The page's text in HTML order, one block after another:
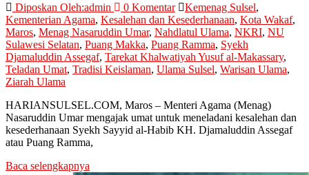
Diposkan Oleh:admin 0 Komentar Kemenag Sulsel,
Kementerian Agama, Kesalehan dan Kesederhanaan, Kota Wakaf,
Maros, Menag Nasaruddin Umar, Nahdlatul Ulama, NKRI, NU
Sulawesi Selatan, Puang Makka, Puang Ramma, Syekh
Djamaluddin Assegaf, Tarekat Khalwatiyah Yusuf al-Makassary,
Teladan Umat, Tradisi Keislaman, Ulama Sulsel, Warisan Ulama,
Ziarah Ulama
HARIANSULSEL.COM, Maros – Menteri Agama (Menag)
Nasaruddin Umar mengajak umat untuk meneladani kesalehan dan
kesederhanaan Syekh Sayyid al-Habib KH. Djamaluddin Assegaf
atau Puang Ramma,
Baca selengkapnya